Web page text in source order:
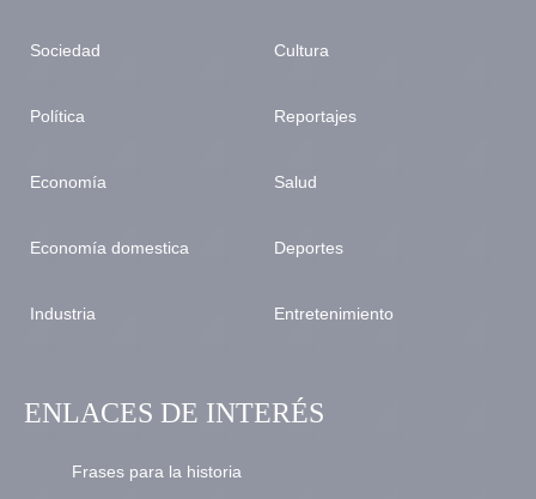
Sociedad
Política
Economía
Economía domestica
Industria
Cultura
Reportajes
Salud
Deportes
Entretenimiento
ENLACES DE INTERÉS
Frases para la historia